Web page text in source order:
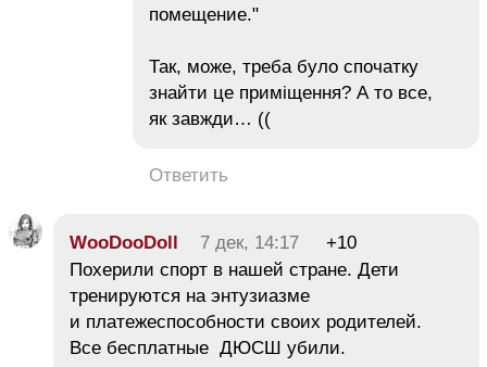
помещение."
Так, може, треба було спочатку
знайти це приміщення? А то все,
як завжди… ((
Ответить
WooDooDoll 7 дек, 14:17
+10
Похерили спорт в нашей стране. Дети
тренируются на энтузиазме
и платежеспособности своих родителей.
Все бесплатные ДЮСШ убили.